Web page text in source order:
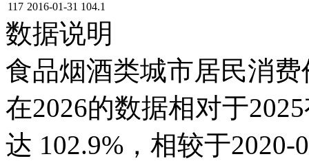
117 2016-01-31 104.1
数据说明
食品烟酒类城市居民消
在2026的数据相对于
达 102.9%，相较于